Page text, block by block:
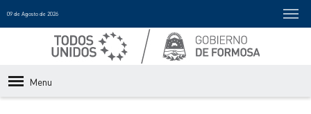
09 de Agosto de 2026
Menu